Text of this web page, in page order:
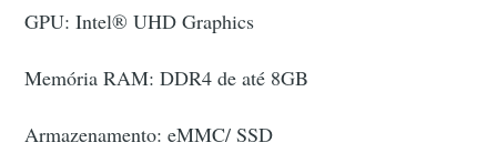
GPU: Intel® UHD Graphics
Memória RAM: DDR4 de até 8GB
Armazenamento: eMMC/ SSD